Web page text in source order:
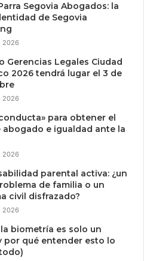
Segovia Abogados: la
de Segovia
2026
Gerencias Legales Ciudad
2026 tendrá lugar el 3 de
2026
para obtener el
e igualdad ante la
2026
parental activa: ¿un
de familia o un
civil disfrazado?
2026
biometría es solo un
por qué entender esto lo